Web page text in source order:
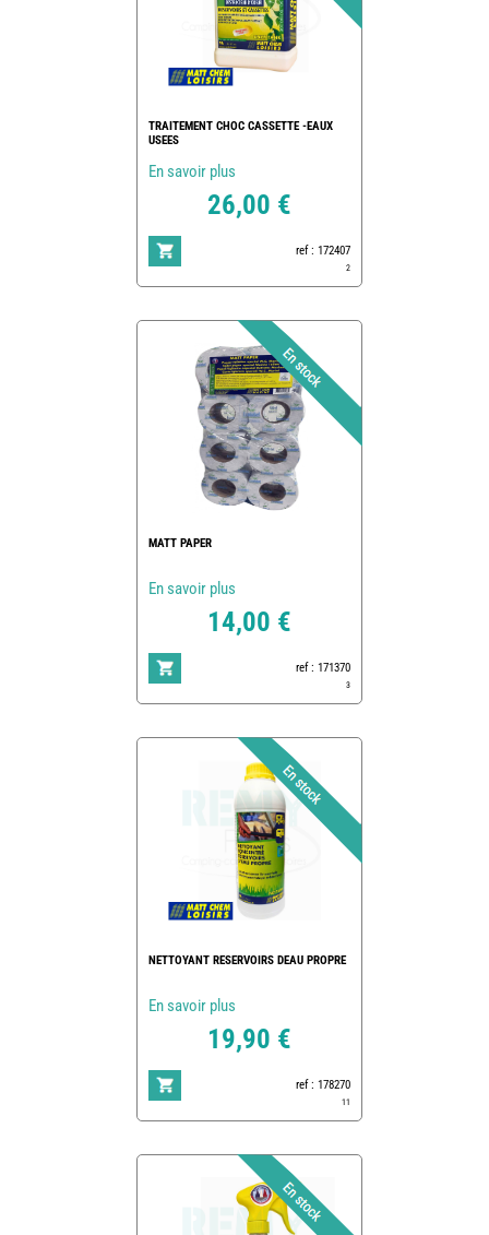
TRAITEMENT CHOC CASSETTE -EAUX
USEES
En savoir plus
26,00 €
ref : 172407
2
MATT PAPER
En savoir plus
14,00 €
ref : 171370
3
NETTOYANT RESERVOIRS DEAU PROPRE
En savoir plus
19,90 €
ref : 178270
11